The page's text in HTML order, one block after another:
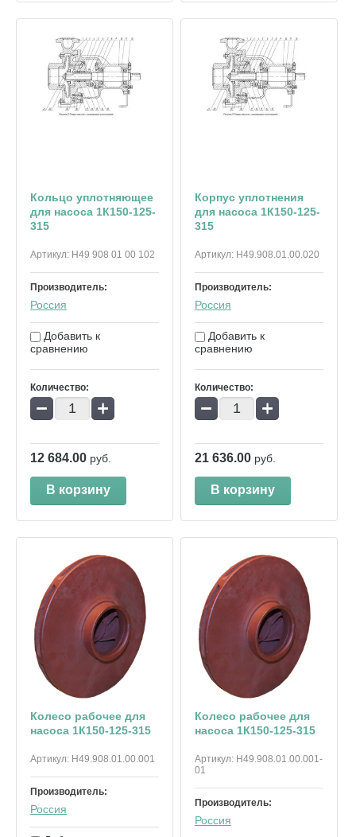
Кольцо уплотняющее
для насоса 1К150-125-
315
Артикул: Н49 908 01 00 102
Производитель:
Россия
Добавить к
сравнению
Количество:
− +
12 684.00 руб.
В корзину
Корпус уплотнения
для насоса 1К150-125-
315
Артикул:Н49.908.01.00.020
Производитель:
Россия
Добавить к
сравнению
Количество:
− +
21 636.00 руб.
В корзину
Колесо рабочее для
насоса 1К150-125-315
Артикул: Н49.908.01.00.001
Производитель:
Россия
Колесо рабочее для
насоса 1К150-125-315
Артикул:Н49.908.01.00.001-
01
Производитель:
Россия